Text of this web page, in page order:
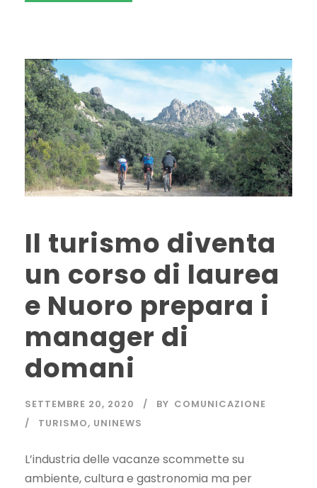
Il turismo diventa
un corso di laurea
e Nuoro prepara i
manager di
domani
SETTEMBRE 20, 2020 BY COMUNICAZIONE
TURISMO, UNINEWS
L’industria delle vacanze scommette su
ambiente, cultura e gastronomia ma per